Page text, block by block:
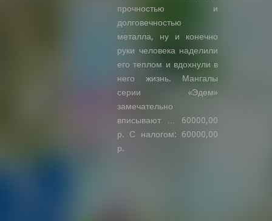
прочностью и
долговечностью
металла, ну и конечно
руки человека наделили
его теплом и вдохнули в
него жизнь. Мангалы
серии «Эдем»
замечательно
вписывают … 60000,00
р. С налогом: 60000,00
р.